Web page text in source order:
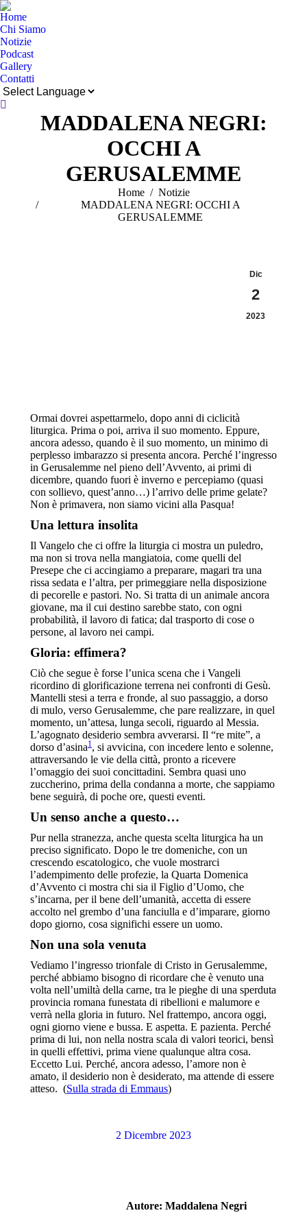
Home
Chi Siamo
Notizie
Podcast
Gallery
Contatti
Cerca:
MADDALENA NEGRI:
OCCHI A
GERUSALEMME
Home
Notizie
MADDALENA NEGRI: OCCHI A
GERUSALEMME
Dic
2
2023
Ormai dovrei aspettarmelo, dopo anni di ciclicità
liturgica. Prima o poi, arriva il suo momento. Eppure,
ancora adesso, quando è il suo momento, un minimo di
perplesso imbarazzo si presenta ancora. Perché l’ingresso
in Gerusalemme nel pieno dell’Avvento, ai primi di
dicembre, quando fuori è inverno e percepiamo (quasi
con sollievo, quest’anno…) l’arrivo delle prime gelate?
Non è primavera, non siamo vicini alla Pasqua!
Una lettura insolita
Il Vangelo che ci offre la liturgia ci mostra un puledro,
ma non si trova nella mangiatoia, come quelli del
Presepe che ci accingiamo a preparare, magari tra una
rissa sedata e l’altra, per primeggiare nella disposizione
di pecorelle e pastori. No. Si tratta di un animale ancora
giovane, ma il cui destino sarebbe stato, con ogni
probabilità, il lavoro di fatica; dal trasporto di cose o
persone, al lavoro nei campi.
Gloria: effimera?
Ciò che segue è forse l’unica scena che i Vangeli
ricordino di glorificazione terrena nei confronti di Gesù.
Mantelli stesi a terra e fronde, al suo passaggio, a dorso
di mulo, verso Gerusalemme, che pare realizzare, in quel
momento, un’attesa, lunga secoli, riguardo al Messia.
L’agognato desiderio sembra avverarsi. Il “re mite”, a
dorso d’asina1, si avvicina, con incedere lento e solenne,
attraversando le vie della città, pronto a ricevere
l’omaggio dei suoi concittadini. Sembra quasi uno
zuccherino, prima della condanna a morte, che sappiamo
bene seguirà, di poche ore, questi eventi.
Un senso anche a questo…
Pur nella stranezza, anche questa scelta liturgica ha un
preciso significato. Dopo le tre domeniche, con un
crescendo escatologico, che vuole mostrarci
l’adempimento delle profezie, la Quarta Domenica
d’Avvento ci mostra chi sia il Figlio d’Uomo, che
s’incarna, per il bene dell’umanità, accetta di essere
accolto nel grembo d’una fanciulla e d’imparare, giorno
dopo giorno, cosa significhi essere un uomo.
Non una sola venuta
Vediamo l’ingresso trionfale di Cristo in Gerusalemme,
perché abbiamo bisogno di ricordare che è venuto una
volta nell’umiltà della carne, tra le pieghe di una sperduta
provincia romana funestata di ribellioni e malumore e
verrà nella gloria in futuro. Nel frattempo, ancora oggi,
ogni giorno viene e bussa. E aspetta. E pazienta. Perché
prima di lui, non nella nostra scala di valori teorici, bensì
in quelli effettivi, prima viene qualunque altra cosa.
Eccetto Lui. Perché, ancora adesso, l’amore non è
amato, il desiderio non è desiderato, ma attende di essere
atteso. (Sulla strada di Emmaus)
2 Dicembre 2023
Autore: Maddalena Negri